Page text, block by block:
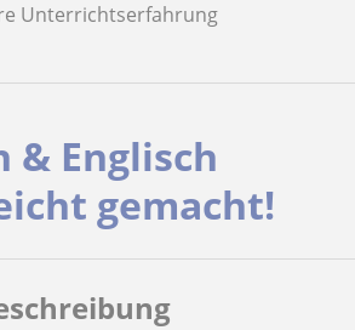
Unterrichtserfahrung
& Englisch
gemacht!